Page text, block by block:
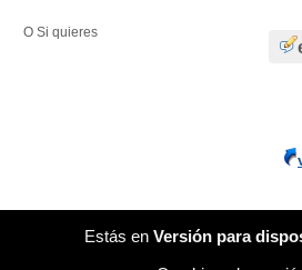
O Si quieres
Estás en Versión para